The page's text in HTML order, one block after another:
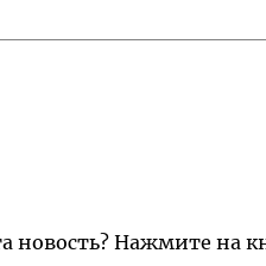
новость? Нажмите на